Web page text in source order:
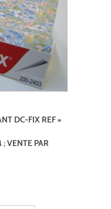
DC-FIX REF =
VENTE PAR